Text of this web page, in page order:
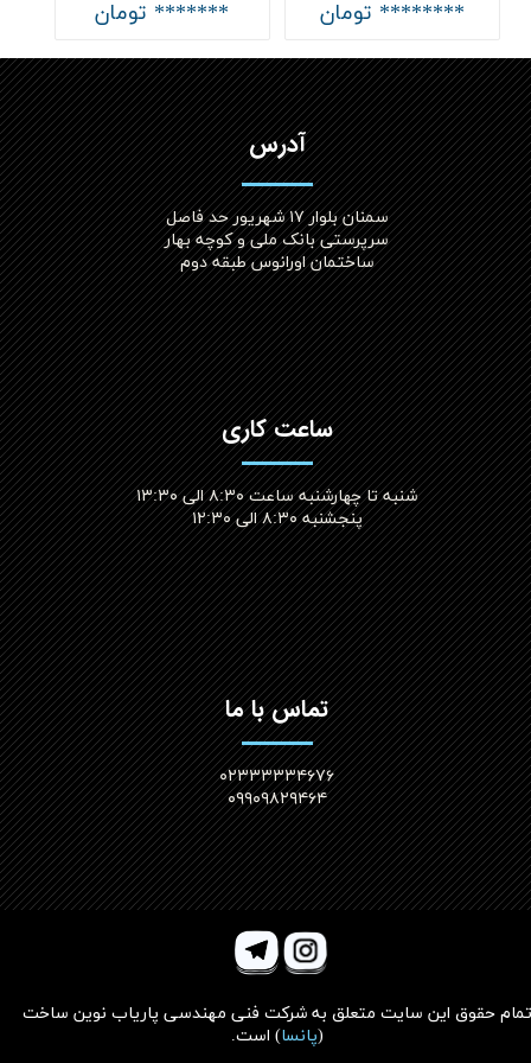
******* تومان ******** تومان
آدرس
سمنان بلوار ۱۷ شهریور حد فاصل
سرپرستی بانک ملی و کوچه بهار
ساختمان اورانوس طبقه دوم
ساعت کاری
شنبه تا چهارشنبه ساعت ۸:۳۰ الی ۱۳:۳۰
پنجشنبه ۸:۳۰ الی ۱۲:۳۰​​​​​​​
تماس با ما
۰۲۳۳۳۳۳۴۶۷۶
۰۹۹۰۹۸۲۹۴۶۴
تمام حقوق این سایت متعلق به شرکت فنی مهندسی پاریاب نوین ساخت
(پانسا) است.